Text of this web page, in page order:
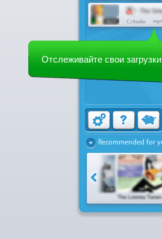
Recommended for
Отслеживайте свои загрузки